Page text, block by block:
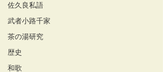
佐久良私語
武者小路千家
茶の湯研究
歴史
和歌